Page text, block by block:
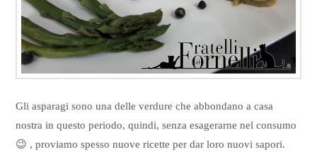
Gli asparagi sono una delle verdure che abbondano a casa
nostra in questo periodo, quindi, senza esagerarne nel consumo
😉 , proviamo spesso nuove ricette per dar loro nuovi sapori.